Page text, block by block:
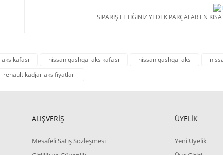
SİPARİŞ ETTİĞİNİZ YEDEK PARÇALAR EN
kafası nissan qashqai aks kafası nissan qashqai aks
renault kadjar aks fiyatları
ALIŞVERİŞ
Mesafeli Satış Sözleşmesi
ÜYELİK
Yeni Üyelik